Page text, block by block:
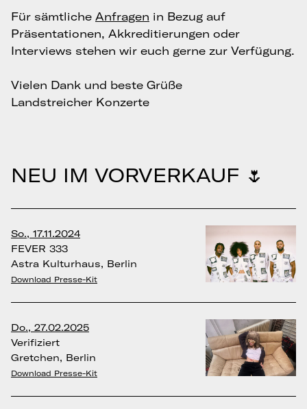
Für sämtliche Anfragen in Bezug auf
Präsentationen, Akkreditierungen oder
Interviews stehen wir euch gerne zur Verfügung.
Vielen Dank und beste Grüße
Landstreicher Konzerte
NEU IM VORVERKAUF 🌷
So., 17.11.2024
FEVER 333
Astra Kulturhaus, Berlin
Download Presse-Kit
Do., 27.02.2025
Verifiziert
Gretchen, Berlin
Download Presse-Kit